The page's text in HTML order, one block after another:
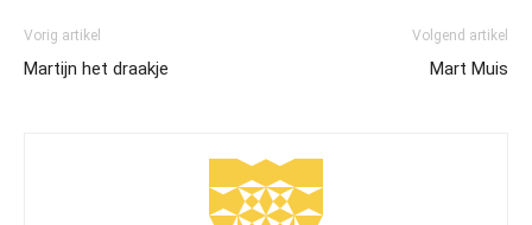
Vorig artikel
Martijn het draakje
Volgend artikel
Mart Muis